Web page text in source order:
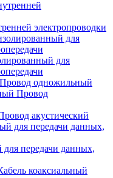
электропроводки
для
Провод одножильный
Провод
акустический
передачи данных,
коаксиальный